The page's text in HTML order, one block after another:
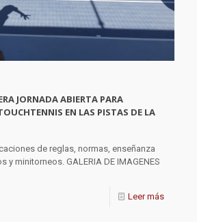
JORNADA ABIERTA PARA
EN LAS PISTAS DE LA
de reglas, normas, enseñanza
y minitorneos. GALERIA DE IMAGENES
Leer más